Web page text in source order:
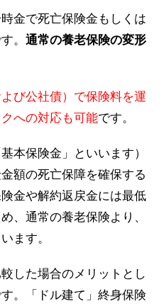
金で死亡保険金もしくは
。 通常の養老保険の変形
び公社債）で保険料を運
への対応も可能です。
本保険金」といいます）
額の死亡保障を確保する
金や解約返戻金には最低
、通常の養老保険より、
ます。
した場合のメリットとし
。「ドル建て」終身保険